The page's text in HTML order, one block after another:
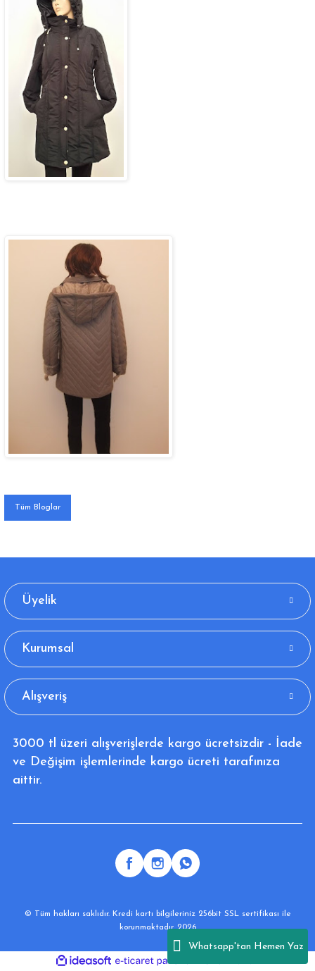
Whatsapp'tan Hemen Yaz
Tüm Bloglar
Üyelik
Kurumsal
Alışveriş
3000 tl üzeri alışverişlerde kargo ücretsizdir - İade
ve Değişim işlemlerinde kargo ücreti tarafınıza
aittir.
© Tüm hakları saklıdır. Kredi kartı bilgileriniz 256bit SSL sertifikası ile
korunmaktadır. 2026
ideasoft